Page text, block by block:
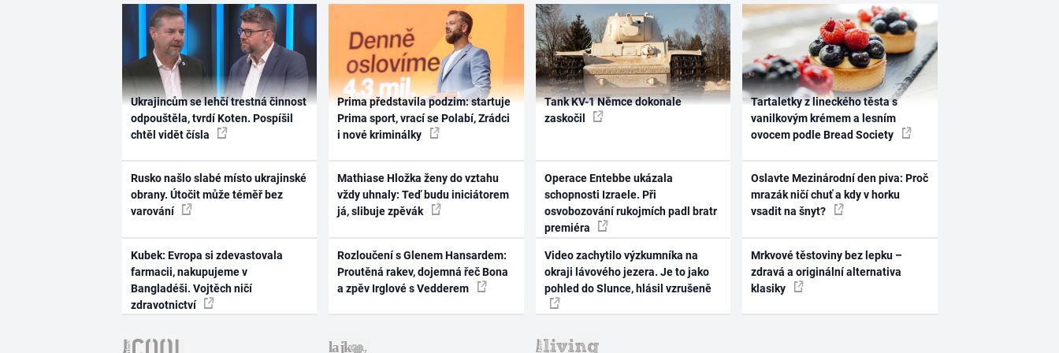
Ukrajincům se lehčí trestná činnost
odpouštěla, tvrdí Koten. Pospíšil
chtěl vidět čísla
Rusko našlo slabé místo ukrajinské
obrany. Útočit může téměř bez
varování
Kubek: Evropa si zdevastovala
farmacii, nakupujeme v
Bangladéši. Vojtěch ničí
zdravotnictví
Prima představila podzim: startuje
Prima sport, vrací se Polabí, Zrádci
i nové kriminálky
Mathiase Hložka ženy do vztahu
vždy uhnaly: Teď budu iniciátorem
já, slibuje zpěvák
Rozloučení s Glenem Hansardem:
Proutěná rakev, dojemná řeč Bona
a zpěv Irglové s Vedderem
Tank KV-1 Němce dokonale
zaskočil
Operace Entebbe ukázala
schopnosti Izraele. Při
osvobozování rukojmích padl bratr
premiéra
Video zachytilo výzkumníka na
okraji lávového jezera. Je to jako
pohled do Slunce, hlásil vzrušeně
Tartaletky z lineckého těsta s
vanilkovým krémem a lesním
ovocem podle Bread Society
Oslavte Mezinárodní den piva: Proč
mrazák ničí chuť a kdy v horku
vsadit na šnyt?
Mrkvové těstoviny bez lepku –
zdravá a originální alternativa
klasiky